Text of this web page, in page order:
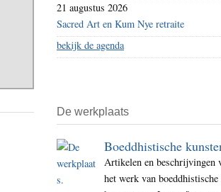
21 augustus 2026
Sacred Art en Kum Nye retraite
bekijk de agenda
De werkplaats
Boeddhistische
Artikelen en beschrijvingen
het werk van boeddhistische